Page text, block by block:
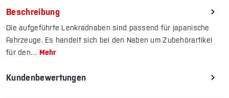
Beschreibung
Die aufgeführte Lenkradnaben sind passend für japanische
Fahrzeuge. Es handelt sich bei den Naben um Zubehörartikel
für den… Mehr
Kundenbewertungen